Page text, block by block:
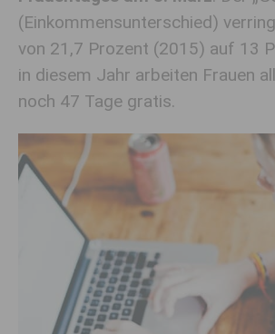
(Einkommensunterschied)
von 21,7 Prozent (2015) auf 13
in diesem Jahr arbeiten Frauen
noch 47 Tage gratis.